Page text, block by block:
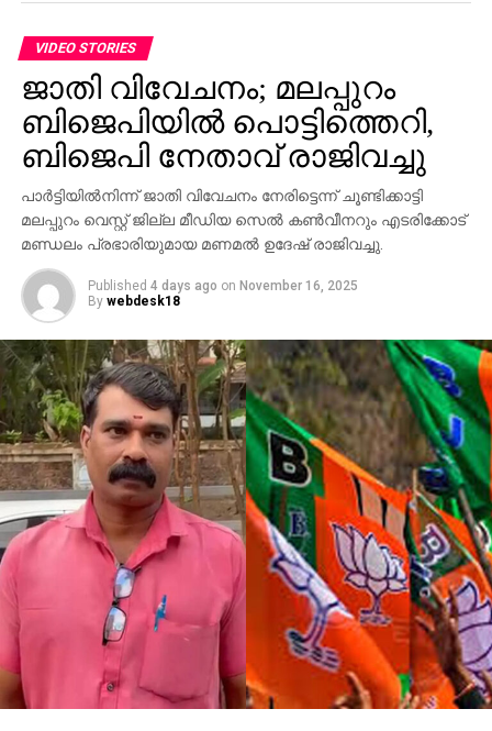
ജീവനക്കാര്‍ക്ക് മര്‍ദനമേല്‍ക്കുകയും അക്രമം
ആവര്‍ത്തിച്ച് അഞ്ചുതവണ വരെ തിരിച്ചെത്തി
ആക്രമണം നടത്തിയതായും ബാര്‍ ഉടമ നല്‍കിയ
പരാതിയില്‍ പറയുന്നു. വിദ്യാഭ്യാസ
ആവശ്യങ്ങള്‍ക്കായി എറണാകുളത്ത് എത്തിയവരാണ്
പ്രതികളെന്ന് പൊലീസ് കണ്ടെത്തിയിട്ടുണ്ട്.
സംഭവത്തില്‍ അലീനയുടെ കൈക്ക് പരുക്കേല്‍ക്കുകയും
ചെയ്തു.
VIDEO STORIES
ജാതി വിവേചനം; മലപ്പുറം
ബിജെപിയില്‍ പൊട്ടിത്തെറി,
ബിജെപി നേതാവ് രാജിവച്ചു
പാര്‍ട്ടിയില്‍നിന്ന് ജാതി വിവേചനം നേരിട്ടെന്ന് ചൂണ്ടിക്കാട്ടി
മലപ്പുറം വെസ്റ്റ് ജില്ല മീഡിയ സെല്‍ കണ്‍വീനറും എടരിക്കോട്
മണ്ഡലം പ്രഭാരിയുമായ മണമല്‍ ഉദേഷ് രാജിവച്ചു.
Published 4 days ago on November 16, 2025
By webdesk18